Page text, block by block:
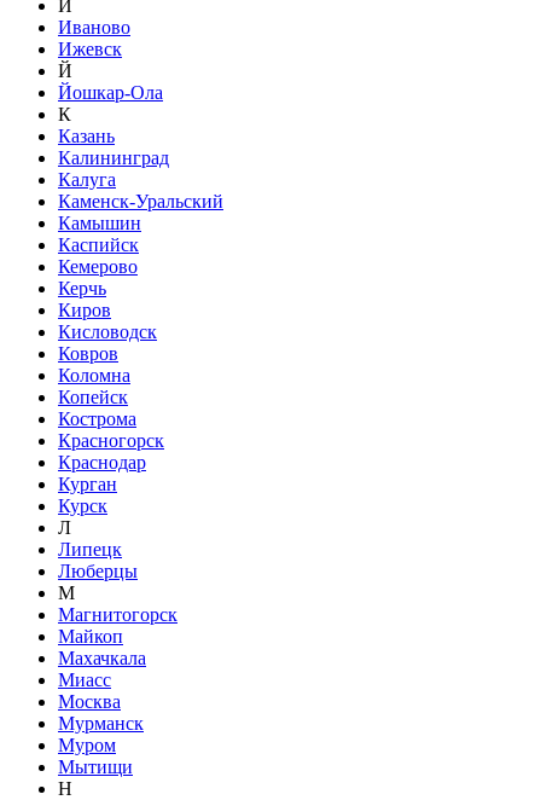
И
Иваново
Ижевск
Й
Йошкар-Ола
К
Казань
Калининград
Калуга
Каменск-Уральский
Камышин
Каспийск
Кемерово
Керчь
Киров
Кисловодск
Ковров
Коломна
Копейск
Кострома
Красногорск
Краснодар
Курган
Курск
Л
Липецк
Люберцы
М
Магнитогорск
Майкоп
Махачкала
Миасс
Москва
Мурманск
Муром
Мытищи
Н